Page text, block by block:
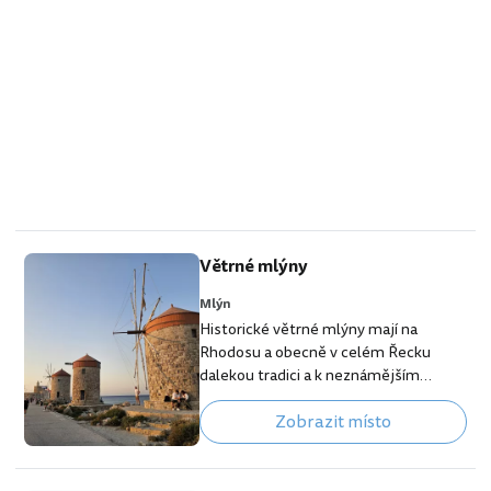
Větrné mlýny
Mlýn
Historické větrné mlýny mají na
Rhodosu a obecně v celém Řecku
dalekou tradici a k neznámějším
památkám se řadí mlýny v přístavu
Mandraki. Krásně zachovalé 3 větrné
mlýny z 15. století byly vybudovány v
dobách, kdy byl Rhodos součást
Zobrazit místo